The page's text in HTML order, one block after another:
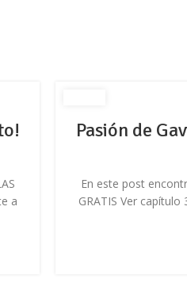
a
Pasión de
En este post
GRATIS Ver